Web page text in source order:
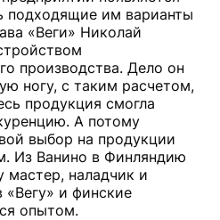
подходящие им варианты
«Веги» Николай
производства. Дело он
ногу, с таким расчетом,
продукция смогла
А потому
выбор на продукции
Из Ванино в Финляндию
мастер, наладчик и
и финские
опытом.